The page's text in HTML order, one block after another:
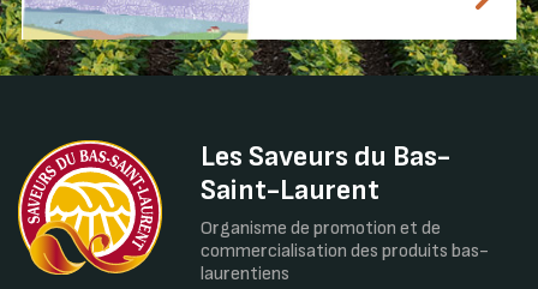
Les Saveurs du Bas-
Saint-Laurent
Organisme de promotion et de
commercialisation des produits bas-
laurentiens